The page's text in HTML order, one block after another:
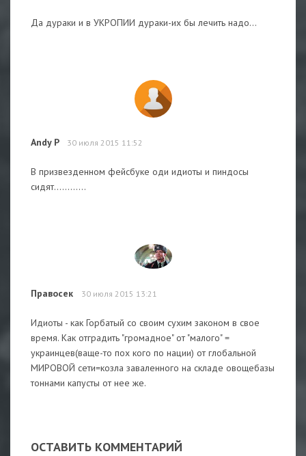
Да дураки и в УКРОПИИ дураки-их бы лечить надо...
Andy P 30 июля 2015 11:52
В призвезденном фейсбуке оди идиоты и пиндосы
сидят............
Правосек 30 июля 2015 13:21
Идиоты - как Горбатый со своим сухим законом в свое
время. Как отградить "громадное" от "малого" =
украинцев(ваще-то пох кого по нации) от глобальной
МИРОВОЙ сети=козла заваленного на складе овощебазы
тоннами капусты от нее же.
ОСТАВИТЬ КОММЕНТАРИЙ